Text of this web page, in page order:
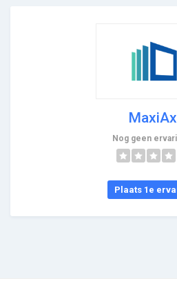
Nog geen
Plaats 1e